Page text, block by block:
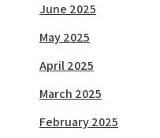
June 2025
May 2025
April 2025
March 2025
February 2025